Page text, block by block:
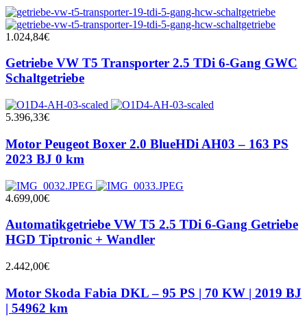
1.024,84€
Getriebe VW T5 Transporter 2.5 TDi 6-Gang GWC
Schaltgetriebe
5.396,33€
Motor Peugeot Boxer 2.0 BlueHDi AH03 – 163 PS
2023 BJ 0 km
4.699,00€
Automatikgetriebe VW T5 2.5 TDi 6-Gang Getriebe
HGD Tiptronic + Wandler
2.442,00€
Motor Skoda Fabia DKL – 95 PS | 70 KW | 2019 BJ
| 54962 km